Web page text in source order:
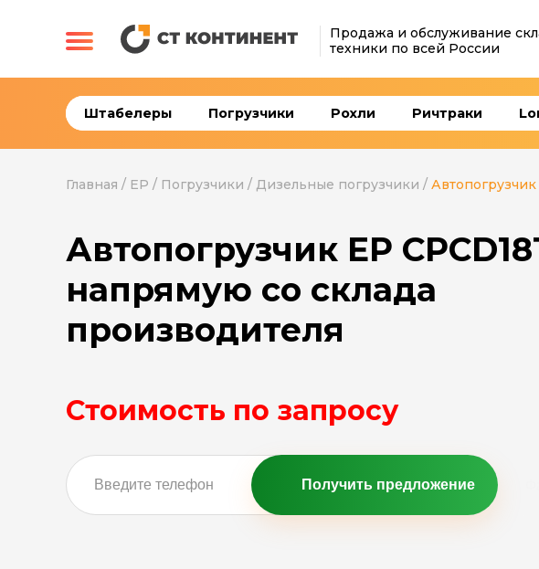
Продажа и обслуживание
техники по всей России
Штабелеры Погрузчики Рохли Ричтраки
Главная / EP / Погрузчики / Дизельные погрузчики / Автопогрузчик
Автопогрузчик EP
напрямую со склада
производителя
Стоимость по запросу
Получить предложение